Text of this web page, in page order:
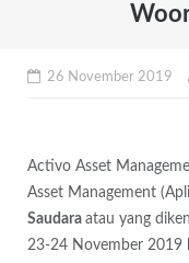
26 November 2019
Activo Asset
Asset Management
Saudara atau yang
23-24 November 2019